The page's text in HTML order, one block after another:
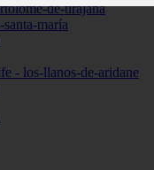
de-tirajana
maría
- los-llanos-de-aridane